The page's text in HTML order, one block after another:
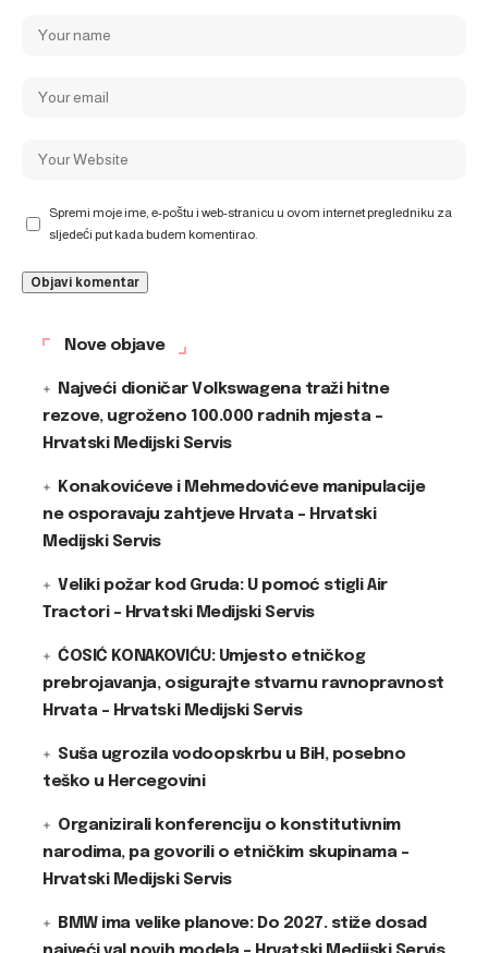
Spremi moje ime, e-poštu i web-stranicu u ovom internet pregledniku za
sljedeći put kada budem komentirao.
Nove objave
Najveći dioničar Volkswagena traži hitne
rezove, ugroženo 100.000 radnih mjesta –
Hrvatski Medijski Servis
Konakovićeve i Mehmedovićeve manipulacije
ne osporavaju zahtjeve Hrvata – Hrvatski
Medijski Servis
Veliki požar kod Gruda: U pomoć stigli Air
Tractori – Hrvatski Medijski Servis
ĆOSIĆ KONAKOVIĆU: Umjesto etničkog
prebrojavanja, osigurajte stvarnu ravnopravnost
Hrvata – Hrvatski Medijski Servis
Suša ugrozila vodoopskrbu u BiH, posebno
teško u Hercegovini
Organizirali konferenciju o konstitutivnim
narodima, pa govorili o etničkim skupinama –
Hrvatski Medijski Servis
BMW ima velike planove: Do 2027. stiže dosad